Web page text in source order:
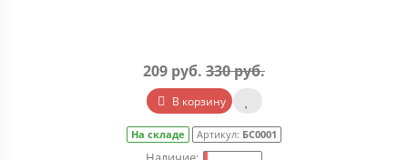
209 руб. 330 руб.
В корзину
На складе Артикул: БС0001